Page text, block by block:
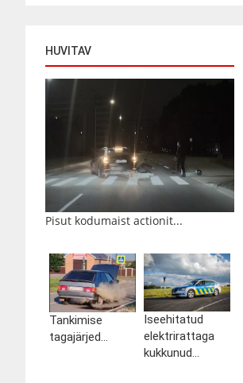
HUVITAV
Pisut kodumaist actionit...
Tankimise
tagajärjed...
Iseehitatud
elektrirattaga
kukkunud...